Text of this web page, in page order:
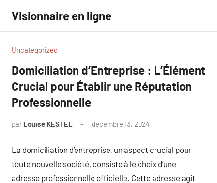
contenu
Visionnaire en ligne
Uncategorized
Domiciliation d’Entreprise : L’Élément
Crucial pour Établir une Réputation
Professionnelle
par Louise KESTEL décembre 13, 2024
La domiciliation d’entreprise, un aspect crucial pour
toute nouvelle société, consiste à le choix d’une
adresse professionnelle officielle. Cette adresse agit